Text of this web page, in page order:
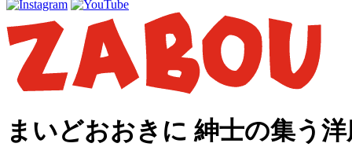
まいどおおきに 紳士の集う